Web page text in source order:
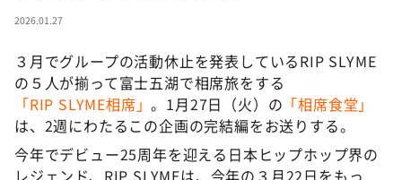
これ余談なんですけど・・・
て真剣です
探偵！ナイトスクープ
news おかえり
河合＆A.B.C-Z塚田×福井アナ「なんでやねん！？」
（news おかえり）
2026.01.27
３月でグループの活動休止を発表しているRIP SLYМE
の５人が揃って富士五湖で相席旅をする
「RIP SLYМE相席」。1月27日（火）の 「相席食堂」
は、2週にわたるこの企画の完結編をお送りする。
今年でデビュー25周年を迎える日本ヒップホップ界の
レジェンド、RIP SLYМEは、今年の３月22日をもっ